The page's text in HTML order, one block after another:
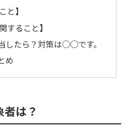
と】
すること】
したら？対策は○○です。
め
は？